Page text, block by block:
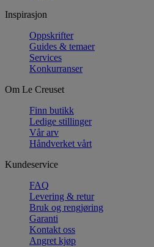
Inspirasjon
Oppskrifter
Guides & temaer
Services
Konkurranser
Om Le Creuset
Finn butikk
Ledige stillinger
Vår arv
Håndverket vårt
Kundeservice
FAQ
Levering & retur
Bruk og rengjøring
Garanti
Kontakt oss
Angret kjøp